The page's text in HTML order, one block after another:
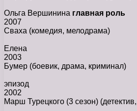
Ольга Вершинина главная роль
2007
Сваха (комедия, мелодрама)
Елена
2003
Бумер (боевик, драма, криминал)
эпизод
2002
Марш Турецкого (3 сезон)